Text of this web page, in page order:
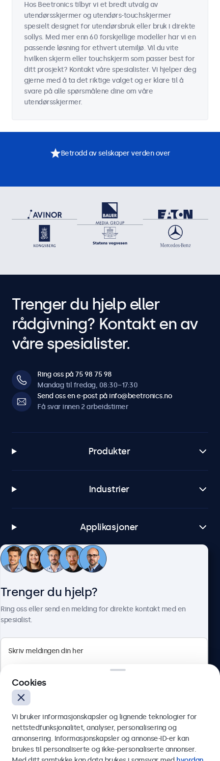
Hos Beetronics tilbyr vi et bredt utvalg av
utendørsskjermer og utendørs-touchskjermer
spesielt designet for utendørsbruk eller bruk i direkte
sollys. Med mer enn 60 forskjellige modeller har vi en
passende løsning for ethvert utemiljø. Vil du vite
hvilken skjerm eller touchskjerm som passer best for
ditt prosjekt? Kontakt våre spesialister. Vi hjelper deg
gjerne med å ta det riktige valget og er klare til å
svare på alle spørsmålene dine om våre
utendørsskjermer.
Betrodd av selskaper verden over
Trenger du hjelp eller
rådgivning? Kontakt en av
våre spesialister.
Ring oss på 75 98 75 98
Mandag til fredag, 08:30–17:30
Send oss en e-post på info@beetronics.no
Få svar innen 2 arbeidstimer
Produkter
Industrier
Applikasjoner
Kundeservice
Norsk
Trenger du hjelp?
Ring oss eller send en melding for direkte kontakt med en
spesialist.
Send
Cookies
Vi bruker informasjonskapsler og lignende teknologier for
nettstedfunksjonalitet, analyser, personalisering og
annonsering. Informasjonskapsler og annonse-ID-er kan
brukes til personaliserte og ikke-personaliserte annonser.